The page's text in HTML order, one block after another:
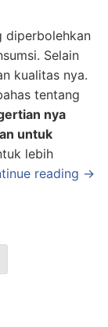
diperbolehkan
Selain
kualitas nya.
tentang
nya
untuk
lebih
reading →